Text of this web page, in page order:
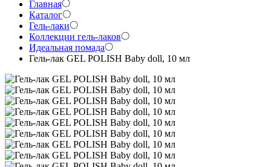
Главная
Каталог
Гель-лаки
Коллекции гель-лаков
Идеальная помада
Гель-лак GEL POLISH Baby doll, 10 мл